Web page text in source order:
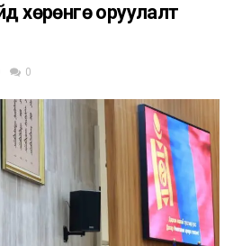
хөрөнгө оруулалт
0